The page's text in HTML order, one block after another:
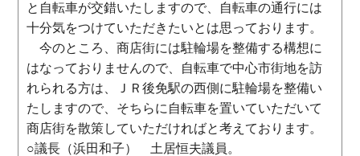
と自転車が交錯いたしますので、自転車の通行には
十分気をつけていただきたいとは思っております。
今のところ、商店街には駐輪場を整備する構想に
はなっておりませんので、自転車で中心市街地を訪
れられる方は、ＪＲ後免駅の西側に駐輪場を整備い
たしますので、そちらに自転車を置いていただいて
商店街を散策していただければと考えております。
○議長（浜田和子） 土居恒夫議員。